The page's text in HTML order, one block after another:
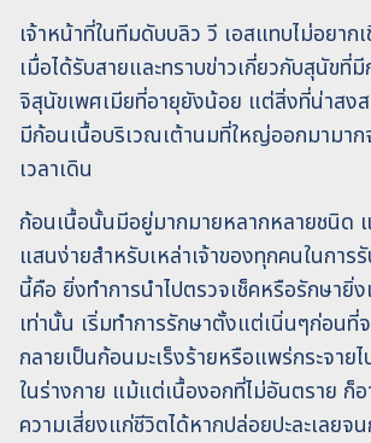
เจ้าหน้าที่ในทีมดับบลิว วี เอสแทบไม่อยาก
เมื่อได้รับสายและทราบข่าวเกี่ยวกับสุนัขที่มี
จิสุนัขเพศเมียที่อายุยังน้อย แต่สิ่งที่น่าสงส
มีก้อนเนื้อบริเวณเต้านมที่ใหญ่ออกมามา
เวลาเดิน
ก้อนเนื้อนั้นมีอยู่มากมายหลากหลายชนิด
แสนง่ายสำหรับเหล่าเจ้าของทุกคนในการ
นี้คือ ยิ่งทำการนำไปตรวจเช็คหรือรักษายิ่ง
เท่านั้น เริ่มทำการรักษาตั้งแต่เนิ่นๆก่อนที่
กลายเป็นก้อนมะเร็งร้ายหรือแพร่กระจาย
ในร่างกาย แม้แต่เนื้องอกที่ไม่อันตราย ก็อ
ความเสี่ยงแก่ชีวิตได้หากปล่อยปะละเลยจ